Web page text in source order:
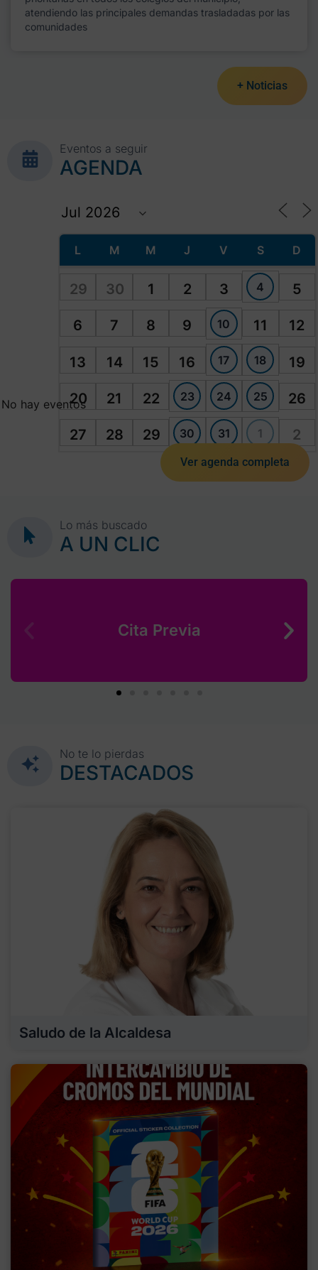
atendiendo las principales demandas trasladadas por las
comunidades
+ Noticias
Eventos a seguir
AGENDA
L M M J V S D
29 30 1 2 3 4 5
6 7 8 9 10 11 12
13 14 15 16 17 18 19
20 21 22 23 24 25 26
27 28 29 30 31 1 2
No hay eventos
Ver agenda completa
Lo más buscado
A UN CLIC
Cita Previa
No te lo pierdas
DESTACADOS
Saludo de la Alcaldesa